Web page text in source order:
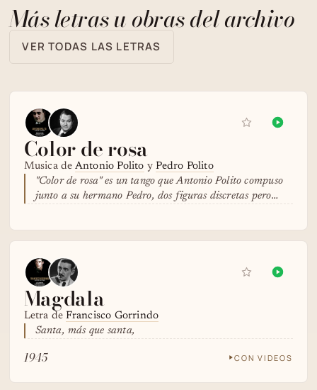
Más letras u obras del archivo
VER TODAS LAS LETRAS
Color de rosa
Musica de Antonio Polito yPedro Polito
"Color de rosa" es un tango que Antonio Polito compuso
junto a su hermano Pedro, dos figuras discretas pero…
Magdala
Letra deFrancisco Gorrindo
Santa, más que santa,
1945 CON VIDEOS